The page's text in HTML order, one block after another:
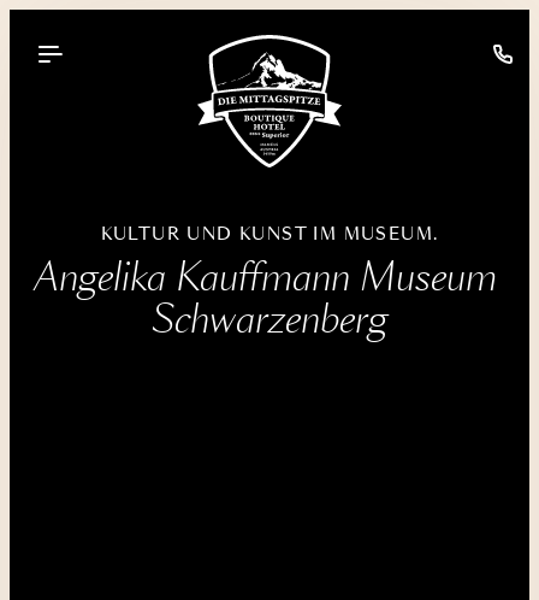
----
KULTUR UND KUNST IM MUSEUM.
Angelika Kauffmann Museum
Schwarzenberg